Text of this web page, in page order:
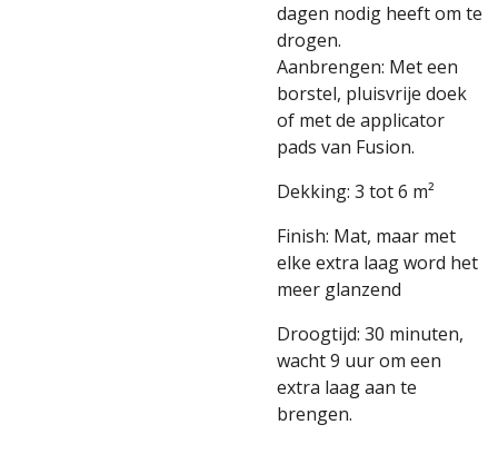
dagen nodig heeft om te
drogen.
Aanbrengen: Met een
borstel, pluisvrije doek
of met de applicator
pads van Fusion.
Dekking: 3 tot 6 m²
Finish: Mat, maar met
elke extra laag word het
meer glanzend
Droogtijd: 30 minuten,
wacht 9 uur om een
extra laag aan te
brengen.